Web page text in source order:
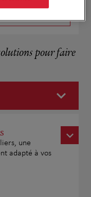
pour faire
une
adapté à vos